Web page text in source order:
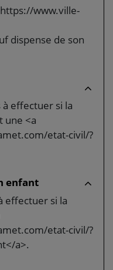
www.ville-
dispense de son
à effectuer si la
une <a
etat-civil/?
enfant
effectuer si la
etat-civil/?
a>.